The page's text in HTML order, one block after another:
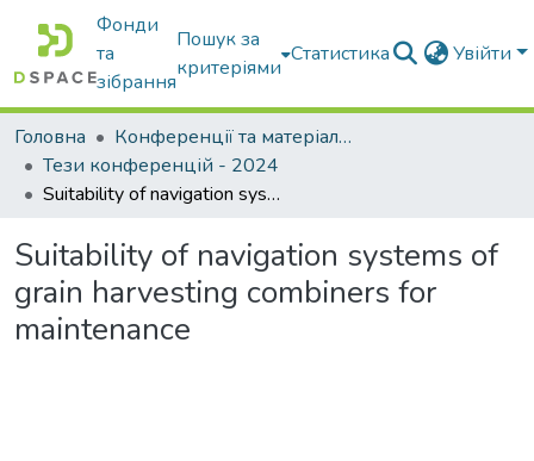
Фонди
та
зібрання
Пошук за
критеріями
Статистика Увійти
Головна
Конференції та матеріали конференцій
Тези конференцій - 2024
Suitability of navigation systems of grain harvesting combiners for maintenance
Suitability of navigation systems of
grain harvesting combiners for
maintenance